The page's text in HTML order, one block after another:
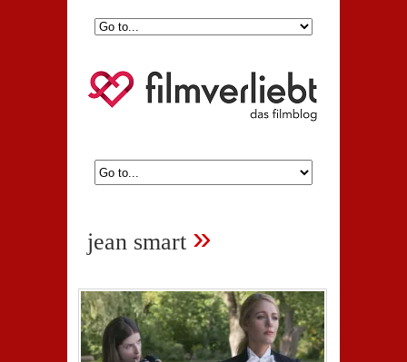
jean smart »